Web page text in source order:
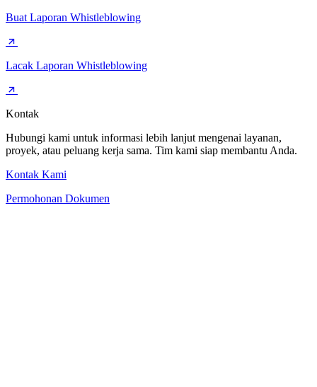
Buat Laporan Whistleblowing
Lacak Laporan Whistleblowing
Kontak
Hubungi kami untuk informasi lebih lanjut mengenai layanan,
proyek, atau peluang kerja sama. Tim kami siap membantu Anda.
Kontak Kami
Permohonan Dokumen